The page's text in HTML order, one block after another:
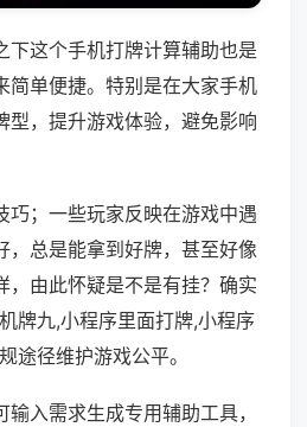
下这个手机打牌计算辅助也是
简单便捷。特别是在大家手机
型，提升游戏体验，避免影响
巧；一些玩家反映在游戏中遇
，总是能拿到好牌，甚至好像
，由此怀疑是不是有挂？确实
牌九,小程序里面打牌,小程序
途径维护游戏公平。
入需求生成专用辅助工具，